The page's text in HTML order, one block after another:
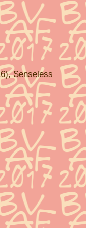
Senseless